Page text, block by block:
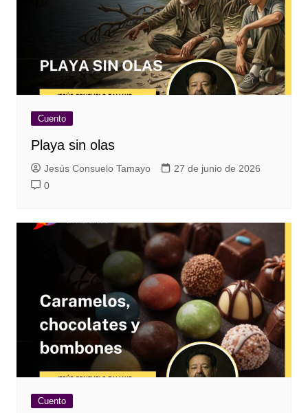
Cuento
Playa sin olas
Jesús Consuelo Tamayo
27 de junio de 2026
0
Cuento